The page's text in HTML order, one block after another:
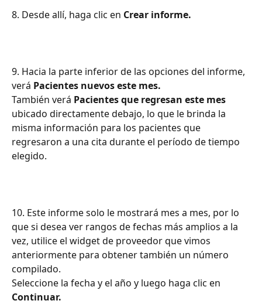
8. Desde allí, haga clic en Crear informe.
9. Hacia la parte inferior de las opciones del informe,
verá Pacientes nuevos este mes.
También verá Pacientes que regresan este mes
ubicado directamente debajo, lo que le brinda la
misma información para los pacientes que
regresaron a una cita durante el período de tiempo
elegido.
10. Este informe solo le mostrará mes a mes, por lo
que si desea ver rangos de fechas más amplios a la
vez, utilice el widget de proveedor que vimos
anteriormente para obtener también un número
compilado.
Seleccione la fecha y el año y luego haga clic en
Continuar.